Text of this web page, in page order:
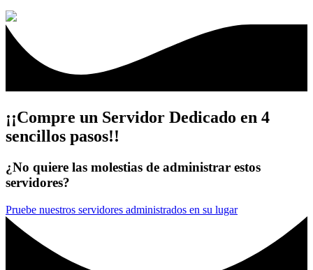
¡¡Compre un Servidor Dedicado en 4
sencillos pasos!!
¿No quiere las molestias de administrar estos
servidores?
Pruebe nuestros servidores administrados en su lugar